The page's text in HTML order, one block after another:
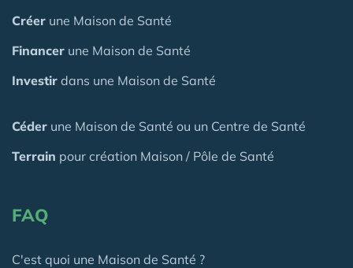
Créer une Maison de Santé
Financer une Maison de Santé
Investir dans une Maison de Santé
Céder une Maison de Santé ou un Centre de Santé
Terrain pour création Maison / Pôle de Santé
FAQ
C'est quoi une Maison de Santé ?